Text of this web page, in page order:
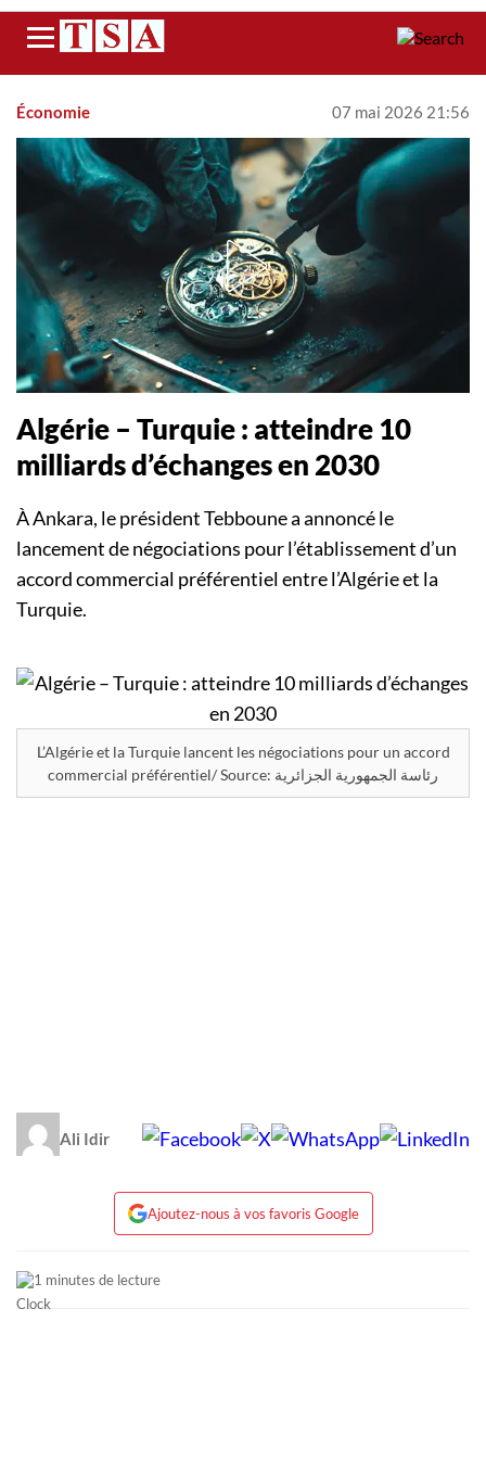
Menu
Économie 07 mai 2026 21:56
Algérie – Turquie : atteindre 10
milliards d’échanges en 2030
À Ankara, le président Tebboune a annoncé le
lancement de négociations pour l’établissement d’un
accord commercial préférentiel entre l’Algérie et la
Turquie.
L’Algérie et la Turquie lancent les négociations pour un accord
commercial préférentiel/ Source: رئاسة الجمهورية الجزائرية
Ali Idir
Ajoutez-nous à vos favoris Google
1 minutes de lecture